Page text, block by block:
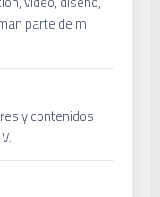
parte de mi
y contenidos